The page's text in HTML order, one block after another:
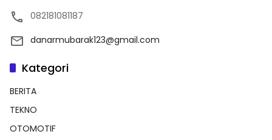
082181081187
danarmubarak123@gmail.com
Kategori
BERITA
TEKNO
OTOMOTIF